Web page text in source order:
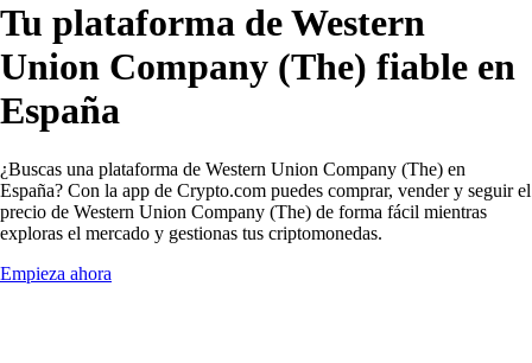
Tu plataforma de Western
Union Company (The) fiable en
España
¿Buscas una plataforma de Western Union Company (The) en
España? Con la app de Crypto.com puedes comprar, vender y seguir el
precio de Western Union Company (The) de forma fácil mientras
exploras el mercado y gestionas tus criptomonedas.
Empieza ahora